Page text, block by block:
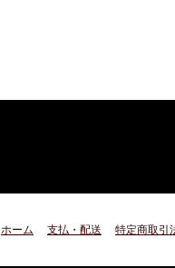
ホーム 支払・配送 特定商取引